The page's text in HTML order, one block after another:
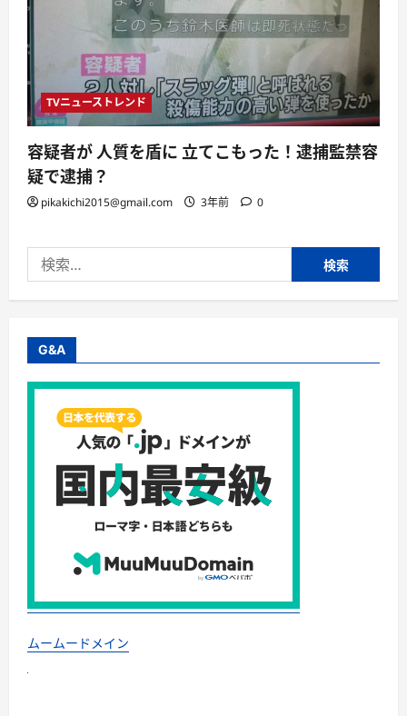
TVニューストレンド
容疑者が 人質を盾に 立てこもった！逮捕監禁容
疑で逮捕？
pikakichi2015@gmail.com 3年前 0
索:
G&A
ムームードメイン